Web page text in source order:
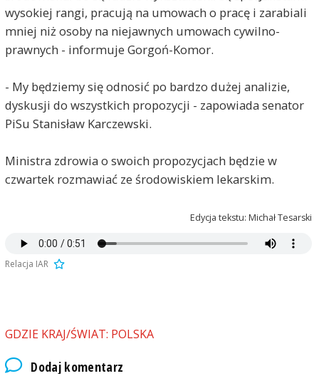
wysokiej rangi, pracują na umowach o pracę i zarabiali
mniej niż osoby na niejawnych umowach cywilno-
prawnych - informuje Gorgoń-Komor.
- My będziemy się odnosić po bardzo dużej analizie,
dyskusji do wszystkich propozycji - zapowiada senator
PiSu Stanisław Karczewski.
Ministra zdrowia o swoich propozycjach będzie w
czwartek rozmawiać ze środowiskiem lekarskim.
Edycja tekstu: Michał Tesarski
Relacja IAR
GDZIE KRAJ/ŚWIAT: POLSKA
Dodaj komentarz